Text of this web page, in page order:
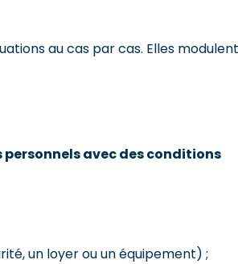
au cas par cas. Elles modulent
personnels avec des conditions
un loyer ou un équipement) ;